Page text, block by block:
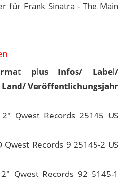
für Frank Sinatra - The Main
plus Infos/ Label/
Veröffentlichungsjahr
Qwest Records 25145 US
Qwest Records 9 25145-2 US
Qwest Records 92 5145-1